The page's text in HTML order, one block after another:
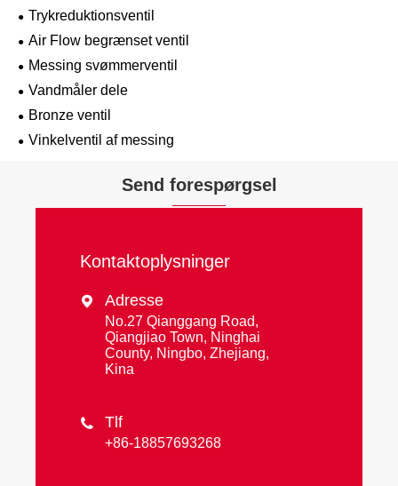
Trykreduktionsventil
Air Flow begrænset ventil
Messing svømmerventil
Vandmåler dele
Bronze ventil
Vinkelventil af messing
Send forespørgsel
Kontaktoplysninger
 Adresse
No.27 Qianggang Road,
Qiangjiao Town, Ninghai
County, Ningbo, Zhejiang,
Kina
 Tlf
+86-18857693268